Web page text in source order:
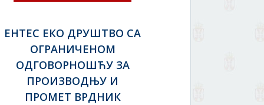
ЕНТЕС ЕКО ДРУШТВО СА
ОГРАНИЧЕНОМ
ОДГОВОРНОШЋУ ЗА
ПРОИЗВОДЊУ И
ПРОМЕТ ВРДНИК